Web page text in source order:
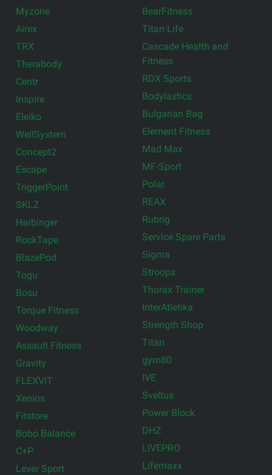
Myzone
Airex
TRX
Therabody
Centr
Inspire
Eleiko
WellSystem
Concept2
Escape
TriggerPoint
SKLZ
Harbinger
RockTape
BlazePod
Togu
Bosu
Torque Fitness
Woodway
Assault Fitness
Gravity
FLEXVIT
Xenios
Fitstore
Bobo Balance
C+P
Lever Sport
BearFitness
Titan Life
Cascade Health and
Fitness
RDX Sports
Bodylastics
Bulgarian Bag
Element Fitness
Mad Max
MF-Sport
Polar
REAX
Rubrig
Service Spare Parts
Sigma
Stroops
Thorax Trainer
InterAtletika
Strength Shop
Titan
gym80
IVE
Sveltus
Power Block
DHZ
LIVEPRO
Lifemaxx